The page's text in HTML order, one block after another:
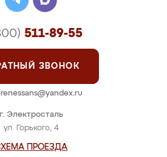
г. Электросталь
ул. Горького, 4
ПРОЕЗДА
511-89-55
ЗВОНОК